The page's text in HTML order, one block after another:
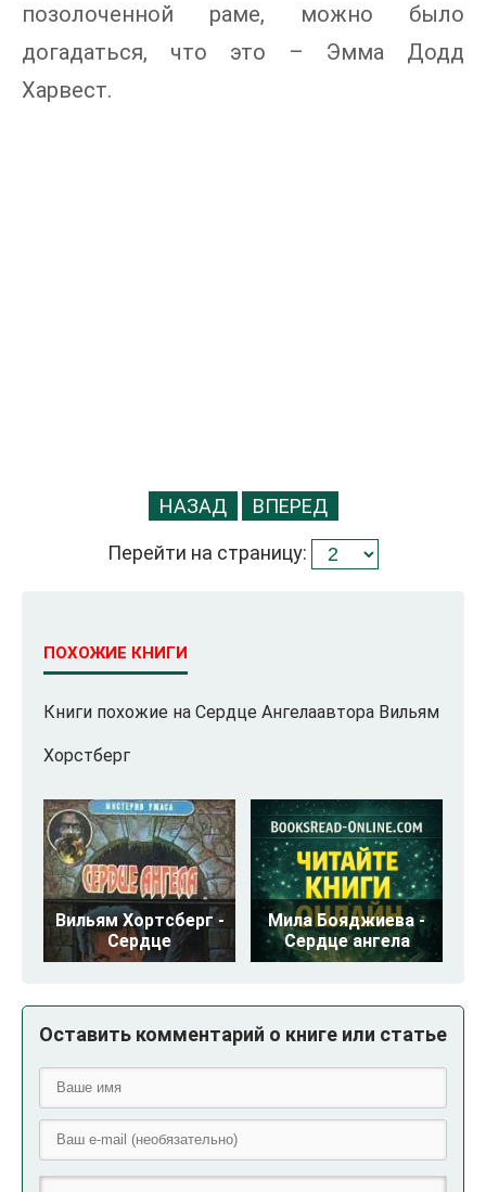
позолоченной раме, можно было
догадаться, что это – Эмма Додд
Харвест.
НАЗАД ВПЕРЕД
Перейти на страницу:
ПОХОЖИЕ КНИГИ
Книги похожие на Сердце Ангелаавтора Вильям
Хорстберг
Вильям Хортсберг -
Сердце
Мила Бояджиева -
Сердце ангела
Оставить комментарий о книге или статье